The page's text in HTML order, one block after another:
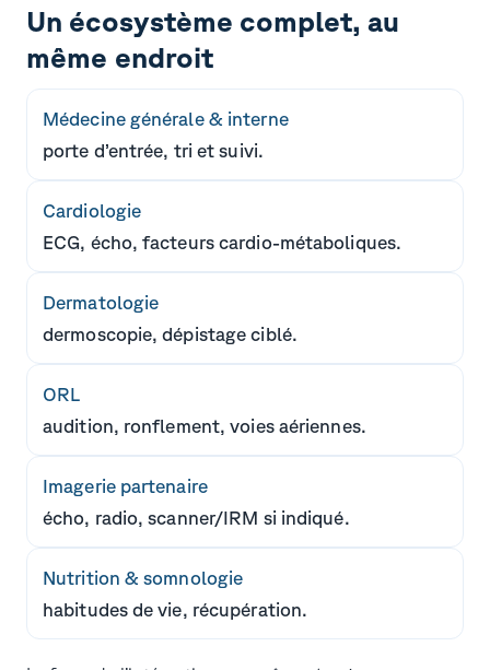
Un écosystème complet, au
même endroit
Médecine générale & interne
porte d’entrée, tri et suivi.
Cardiologie
ECG, écho, facteurs cardio-métaboliques.
Dermatologie
dermoscopie, dépistage ciblé.
ORL
audition, ronflement, voies aériennes.
Imagerie partenaire
écho, radio, scanner/IRM si indiqué.
Nutrition & somnologie
habitudes de vie, récupération.